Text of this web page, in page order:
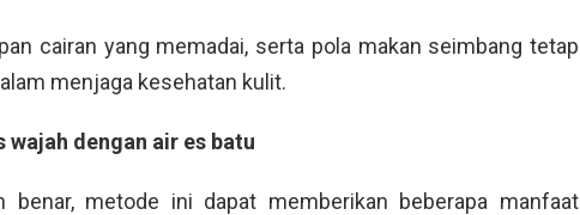
cairan yang memadai, serta pola makan seimbang tetap
menjaga kesehatan kulit.
dengan air es batu
benar, metode ini dapat memberikan beberapa manfaat